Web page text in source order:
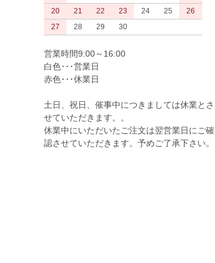
20
21 22 23 24 25
26
27
28 29 30
営業時間9:00～16:00
白色･･･営業日
赤色･･･休業日
土日、祝日、催事中につきましては休業とさ
せていただきます。。
休業中にいただいたご注文は翌営業日にご確
認させていただきます。予めご了承下さい。